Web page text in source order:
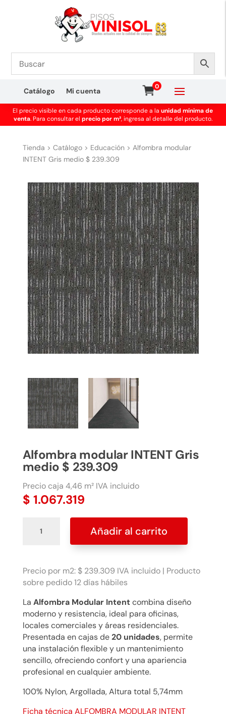
Catálogo Mi cuenta
0
El precio visible en cada producto corresponde a launidad mínima de
venta. Para consultar el precio por m², ingresa al detalle del producto.
Tienda > Catálogo> Educación > Alfombra modular
INTENT Gris medio $ 239.309
Alfombra modular INTENT Gris
medio $ 239.309
Precio caja 4,46 m² IVA incluido
$ 1.067.319
modular
medio
$
cantidad
Añadir al carrito
Precio por m2: $ 239.309 IVA incluido | Producto
sobre pedido 12 días hábiles
La Alfombra Modular Intentcombina diseño
moderno y resistencia, ideal para oficinas,
locales comerciales y áreas residenciales.
Presentada en cajas de20 unidades, permite
una instalación flexible y un mantenimiento
sencillo, ofreciendo confort y una apariencia
profesional en cualquier ambiente.
100% Nylon, Argollada, Altura total 5,74mm
Ficha técnica ALFOMBRA MODULAR INTENT